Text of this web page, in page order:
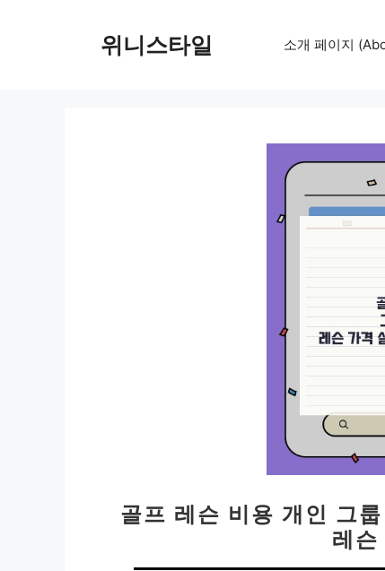
위니스타일 소개 페이지
골프 레슨 비용 개인 그
레슨